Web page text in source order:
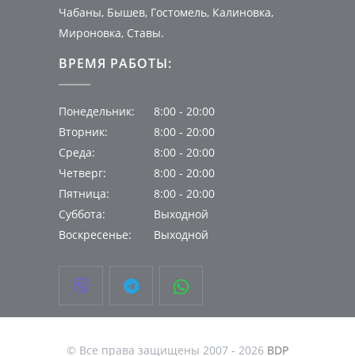
Чабаны, Бышев, Гостомель, Калиновка,
Мироновка, Ставы.
ВРЕМЯ РАБОТЫ:
Понедельник:
8:00 - 20:00
Вторник:
8:00 - 20:00
Среда:
8:00 - 20:00
Четверг:
8:00 - 20:00
Пятница:
8:00 - 20:00
Суббота:
Выходной
Воскресенье:
Выходной
  
© Все права защищены 2007 - 2026 BDP